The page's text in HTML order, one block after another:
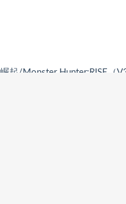
起/Monster Hunter:RISE（